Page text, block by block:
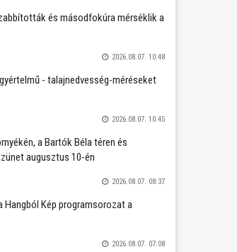
és másodfokúra mérséklik a
2026.08.07. 10:48
- talajnedvesség-méréseket
2026.08.07. 10:45
a Bartók Béla téren és
augusztus 10-én
2026.08.07. 08:37
Kép programsorozat a
2026.08.07. 07:08